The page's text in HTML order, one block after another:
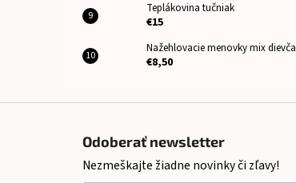
Teplákovina tučniak
€15
Nažehlovacie menovky mix dievča
€8,50
Odoberať newsletter
Nezmeškajte žiadne novinky či zľavy!